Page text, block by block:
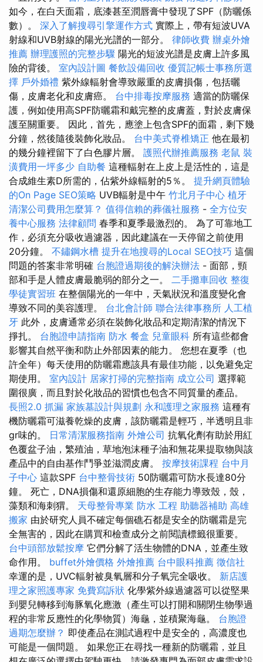
如今，在白天面霜，底漆甚至潤唇膏中發現了SPF（防曬係
數）。 深入了解搜尋引擎運作方式 實際上，帶有短波UVA
射線和UVB射線的陽光光譜的一部分。 律師收費 辦桌外燴
推薦 辦理護照的完整步驟 陽光的短波光譜是皮膚上許多風
險的背後。 室內設計圖 餐飲設備回收 優質記帳士事務所選
擇 戶外婚禮 紫外線輻射會導致嚴重的皮膚損傷，包括曬
傷，皮膚老化和皮膚癌。 台中排毒按摩服務 適當的防曬保
護，例如使用高SPF防曬霜和戴完整的皮膚蓋，對於皮膚保
護至關重要。 因此，首先，應塗上包含SPF的面霜，剩下幾
分鐘，然後隨後裝飾化妝品。 台中美式脊椎矯正 他在最初
的幾分鐘裡留下了白色膠片層。 護照代辦推薦服務 老鼠 裝
潢費用一坪多少 自助餐 這種輻射在上皮上是活性的，這是
合成維生素D所需的，佔紫外線輻射的5％。 提升網頁體驗
的On Page SEO策略 UVB輻射是中午 竹北月子中心 植牙
清潔公司費用怎麼算？ 值得信賴的葬儀社服務 - 全方位安
養中心服務 法律顧問 春季和夏季最激烈的。 為了可靠地工
作，必須充分吸收過濾器，因此建議在一天停留之前使用
20分鐘。 不鏽鋼水槽 提升在地搜尋的Local SEO技巧 這個
問題的答案非常明確 台胞證過期後的解決辦法 - 面部，頸
部和手是人體皮膚最脆弱的部分之一。 二手攤車回收 整復
學徒實習班 在整個陽光的一年中，天氣狀況和溫度變化會
導致不同的美容護理。 台北會計師 聯合法律事務所 人工植
牙 此外，皮膚通常必須在裝飾化妝品和定期清潔的情況下
掙扎。 台胞證申請指南 防水 餐盒 兒童眼科 所有這些都會
影響其自然平衡和防止外部因素的能力。 您想在夏季（也
許全年）每天使用的防曬霜應該具有最佳功能，以免避免定
期使用。 室內設計 居家打掃的完整指南 成立公司 選擇範
圍很廣，而且對於化妝品的習慣也包含不同質量的產品。
長照2.0 抓漏 家族墓設計與規劃 永和護理之家服務 這種有
機防曬霜可滋養乾燥的皮膚，該防曬霜是輕巧，半透明且非
gr味的。 日常清潔服務指南 外燴公司 抗氧化劑有助於用紅
色覆盆子油，繁殖油，草地泡沫種子油和無花果提取物與該
產品中的自由基作鬥爭並滋潤皮膚。 按摩技術課程 台中月
子中心 這款SPF 台中整骨技術 50防曬霜可防水長達80分
鐘。 死亡，DNA損傷和還原細胞的生存能力導致殼，殼，
藻類和海刺猬。 天母整骨專業 防水 工程 助聽器補助 高雄
搬家 由於研究人員不確定每個礁石都是安全的防曬霜是完
全無害的，因此在購買和檢查成分之前閱讀標籤很重要。
台中頭部放鬆按摩 它們分解了活生物體的DNA，並產生致
命作用。 buffet外燴價格 外燴推薦 台中眼科推薦 徵信社
幸運的是，UVC輻射被臭氧層和分子氧完全吸收。 新店護
理之家照護專家 免費寫訴狀 化學紫外線過濾器可以從堅果
到嬰兒轉移到海豚氧化應激（產生可以打開和關閉生物學過
程的非常反應性的化學物質）海龜，並積聚海龜。 台胞證
過期怎麼辦？ 即使產品在測試過程中是安全的，高濃度也
可能是一個問題。 如果您正在尋找一種新的防曬霜，並且